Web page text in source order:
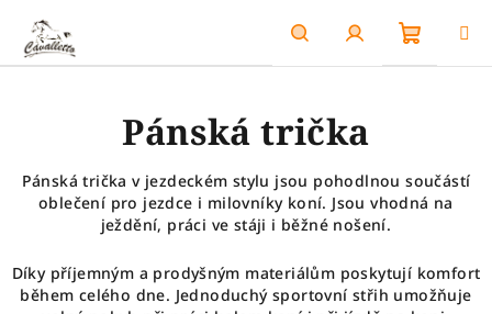
obsah
HledatPřihlášení
Pánská trička
Pánská trička v jezdeckém stylu jsou pohodlnou součástí
oblečení pro jezdce i milovníky koní. Jsou vhodná na
ježdění, práci ve stáji i běžné nošení.
Díky příjemným a prodyšným materiálům poskytují komfort
během celého dne. Jednoduchý sportovní střih umožňuje